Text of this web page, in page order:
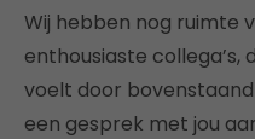
Wij hebben nog ruimte
enthousiaste collega’s,
voelt door
een gesprek met jou